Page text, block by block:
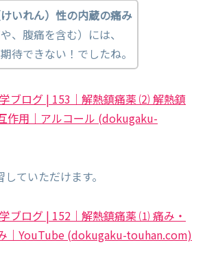
いれん）性の内蔵の痛み
や、腹痛を含む）には、
待できない！でしたね。
ブログ | 153｜解熱鎮痛薬 ⑵ 解熱鎮
作用｜アルコール (dokugaku-
ていただけます。
ブログ | 152｜解熱鎮痛薬 ⑴ 痛み・
｜YouTube (dokugaku-touhan.com)